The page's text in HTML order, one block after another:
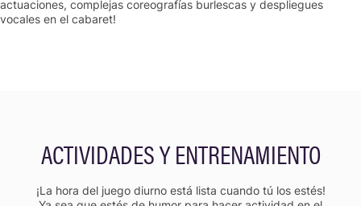
actuaciones, complejas coreografías burlescas y despliegues
vocales en el cabaret!
ACTIVIDADES Y ENTRENAMIENTO
¡La hora del juego diurno está lista cuando tú los estés!